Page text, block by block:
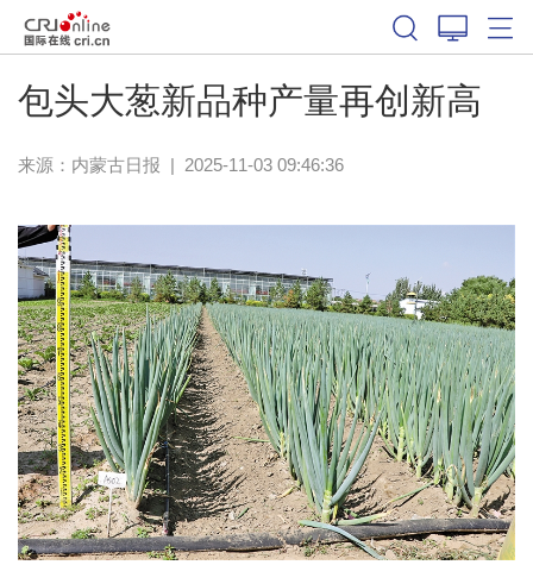
包头大葱新品种产量再创新高
来源： 内蒙古日报 | 2025-11-03 09:46:36